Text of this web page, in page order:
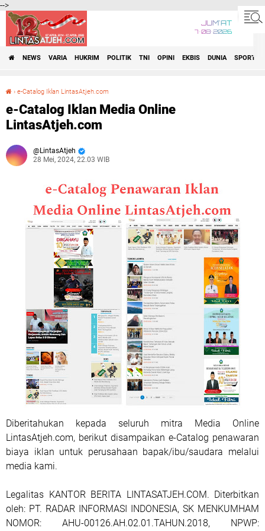
-->
JUM'AT
7•08•2026
NEWS VARIA HUKRIM POLITIK TNI OPINI EKBIS DUNIA SPORT
› e-Catalog Iklan LintasAtjeh.com
e-Catalog Iklan Media Online
LintasAtjeh.com
LintasAtjeh
28 Mei, 2024, 22.03 WIB
Diberitahukan kepada seluruh mitra Media Online
LintasAtjeh.com, berikut disampaikan e-Catalog penawaran
biaya iklan untuk perusahaan bapak/ibu/saudara melalui
media kami.
Legalitas KANTOR BERITA LINTASATJEH.COM. Diterbitkan
oleh: PT. RADAR INFORMASI INDONESIA, SK MENKUMHAM
NOMOR: AHU-00126.AH.02.01.TAHUN.2018, NPWP: